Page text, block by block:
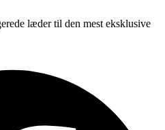
læder til den mest eksklusive